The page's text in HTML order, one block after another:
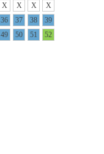
X X X
X
36 37 38
39
49 50 51
52